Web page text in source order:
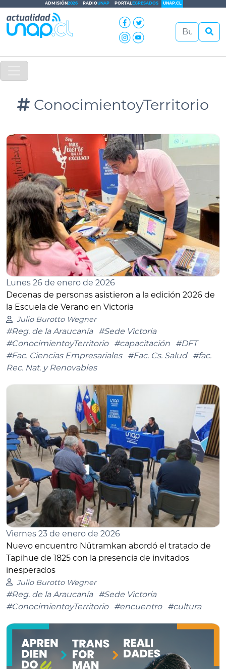
ADMISIÓN2026 RADIOUNAP PORTALEGRESADOS UNAP.CL
ConocimientoyTerritorio
Lunes 26 de enero de 2026
Decenas de personas asistieron a la edición 2026 de
la Escuela de Verano en Victoria
Julio Burotto Wegner
#Reg. de la Araucanía
#Sede Victoria
#ConocimientoyTerritorio
#capacitación
#DFT
#Fac. Ciencias Empresariales
#Fac. Cs. Salud
#fac.
Rec. Nat. y Renovables
Viernes 23 de enero de 2026
Nuevo encuentro Nütramkan abordó el tratado de
Tapihue de 1825 con la presencia de invitados
inesperados
Julio Burotto Wegner
#Reg. de la Araucanía
#Sede Victoria
#ConocimientoyTerritorio
#encuentro #cultura